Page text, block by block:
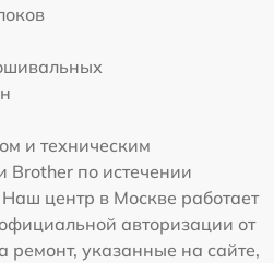
и техническим
Brother по истечении
центр в Москве работает
авторизации от
ремонт, указанные на сайте,